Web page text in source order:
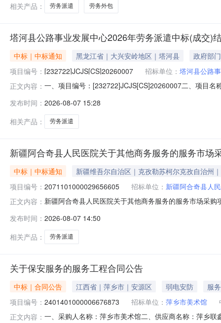
相关产品：
劳务派遣 劳务外包
塔河县公路事业发展中心2026年劳务派遣中标(成交)
中标｜中标通知 黑龙江省｜大兴安岭地区｜塔河县
政府部门
项目编号： [232722]JCJS[CS]20260007 招标单位： 塔河县公路
正文内容： 一、项目编号：[232722]JCJS[CS]20260007二、项目
标的服务范围服务要求服务时间服务标准金额(元)1-1其
发布时间： 2026-08-07 15:28
相关产品：
劳务派遣
新疆阿合奇县人民医院关于其他商务服务的服务市场
中标｜中标通知
新疆维吾尔自治区｜克孜勒苏柯尔克孜自治州
项目编号： 2071101000029656605 招标单位： 新疆阿合奇县人
正文内容： 新疆阿合奇县人民医院关于其他商务服务的服务市场采
所在行政区划编码:653023项目所在行政区划名称:新疆
发布时间： 2026-08-07 14:50
相关产品：
劳务派遣
关于保安服务的服务工程合同公告
中标｜合同公告 江西省｜萍乡市｜安源区 弱电安防
服务
项目编号： 2401401000006676873 招标单位： 萍乡市美术馆
正文内容： 一、采购人名称：萍乡市美术馆二、供应商名称：萍乡